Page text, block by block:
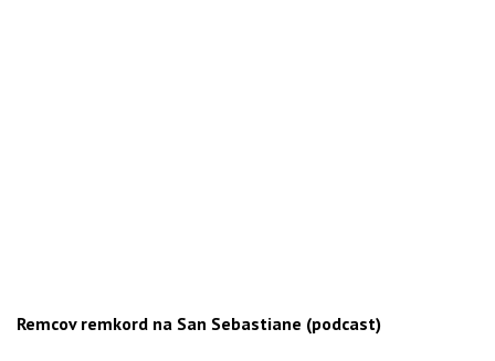
Remcov remkord na San Sebastiane (podcast)